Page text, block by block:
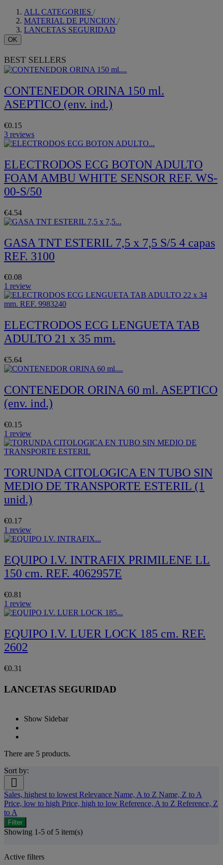
ALL CATEGORIES
MATERIAL DE PUNCION
LANCETAS SEGURIDAD
OK
BEST SELLERS
CONTENEDOR ORINA 150 ml.
ASEPTICO (env. ind.)
€0.15
3 reviews
ELECTRODOS ECG BOTON ADULTO
FOAM AMBU WHITE SENSOR REF. WS-
00-S/50
€4.54
GASA TNT ESTERIL 7,5 x 7,5 S/5 4 capas
REF. 3100
€0.08
1 review
ELECTRODOS ECG LENGUETA TAB
ADULTO 21 x 35 mm.
€5.64
CONTENEDOR ORINA 60 ml. ASEPTICO
(env. ind.)
€0.15
1 review
TORUNDA CITOLOGICA EN TUBO SIN
MEDIO DE TRANSPORTE ESTERIL (1
unid.)
€0.17
1 review
EQUIPO I.V. INTRAFIX PRIMILENE LL
150 cm. REF. 4062957E
€0.81
1 review
EQUIPO I.V. LUER LOCK 185 cm. REF.
2602
€0.31
LANCETAS SEGURIDAD
Show Sidebar
There are 5 products.
Sort by:

Sales, highest to lowest Relevance Name, A to Z Name, Z to A
Price, low to high Price, high to low Reference, A to Z Reference, Z
to A
Filter
Showing 1-5 of 5 item(s)
Active filters